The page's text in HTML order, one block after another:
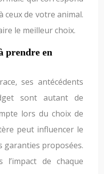
ceux de votre animal.
le meilleur choix.
prendre en
ses antécédents
sont autant de
lors du choix de
peut influencer le
garanties proposées.
l’impact de chaque